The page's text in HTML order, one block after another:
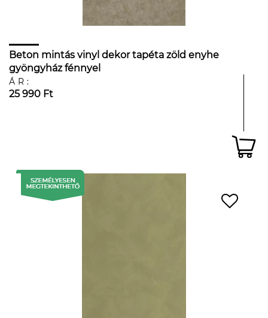
Beton mintás vinyl dekor tapéta zöld enyhe
gyöngyház fénnyel
ÁR:
25 990 Ft